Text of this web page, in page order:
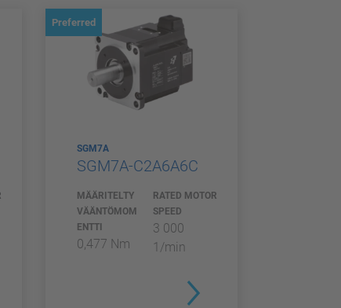
Preferred
SGM7A
SGM7A-C2A6A6C
MÄÄRITELTY
VÄÄNTÖMOM
ENTTI
0,477 Nm
RATED MOTOR
SPEED
3 000
1/min